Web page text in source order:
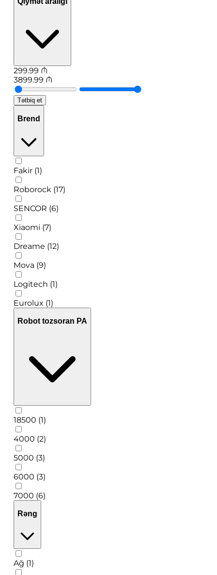
299.99 ₼
3899.99 ₼
Tətbiq et
Brend
Fakir (1)
Roborock (17)
SENCOR (6)
Xiaomi (7)
Dreame (12)
Mova (9)
Logitech (1)
Eurolux (1)
Robot tozsoran PA
18500 (1)
4000 (2)
5000 (3)
6000 (3)
7000 (6)
Rəng
Ağ (1)